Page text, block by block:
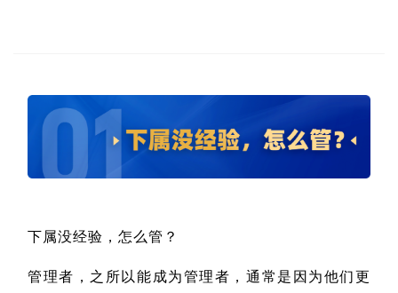
下属没经验，怎么管？
管理者，之所以能成为管理者，通常是因为他们更